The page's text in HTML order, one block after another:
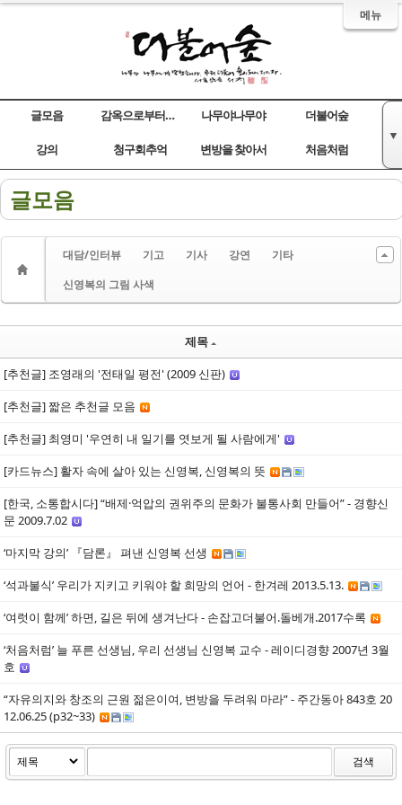
메뉴
글모음 감옥으로부터의 사색 나무야나무야 더불어숲
강의
▼
청구회추억
변방을 찾아서 처음처럼
글모음
대담/인터뷰 기고 기사 강연
기타
신영복의 그림 사색
제목
[추천글] 조영래의 '전태일 평전' (2009 신판)
[추천글] 짧은 추천글 모음
[추천글] 최영미 '우연히 내 일기를 엿보게 될 사람에게'
[카드뉴스] 활자 속에 살아 있는 신영복, 신영복의 뜻
[한국, 소통합시다] “배제·억압의 권위주의 문화가 불통사회 만들어” - 경향신
문 2009.7.02
‘마지막 강의’ 『담론』 펴낸 신영복 선생
‘석과불식’ 우리가 지키고 키워야 할 희망의 언어 - 한겨레 2013.5.13.
‘여럿이 함께’ 하면, 길은 뒤에 생겨난다 - 손잡고더불어.돌베개.2017수록
‘처음처럼’ 늘 푸른 선생님, 우리 선생님 신영복 교수 - 레이디경향 2007년 3월
호
“자유의지와 창조의 근원 젊은이여, 변방을 두려워 마라” - 주간동아 843호 20
12.06.25 (p32~33)
검색
Sketchbook5, 스케치북5
Sketchbook5, 스케치북5
Sketchbook5, 스케치북5
Sketchbook5, 스케치북5